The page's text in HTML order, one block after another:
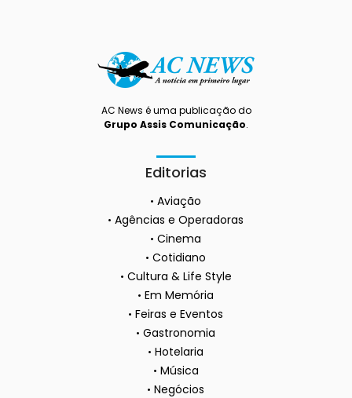
AC News é uma publicação do
Grupo Assis Comunicação.
Editorias
Aviação
Agências e Operadoras
Cinema
Cotidiano
Cultura & Life Style
Em Memória
Feiras e Eventos
Gastronomia
Hotelaria
Música
Negócios